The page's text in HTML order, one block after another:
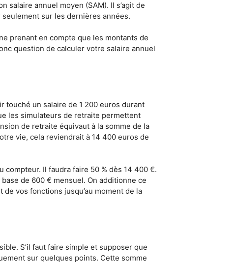
salaire annuel moyen (SAM). Il s’agit de
sur les dernières années.
prenant en compte que les montants de
question de calculer votre salaire annuel
touché un salaire de 1 200 euros durant
les simulateurs de retraite permettent
de retraite équivaut à la somme de la
vie, cela reviendrait à 14 400 euros de
Il faudra faire 50 % dès 14 400 €.
de 600 € mensuel. On additionne ce
vos fonctions jusqu’au moment de la
S’il faut faire simple et supposer que
sur quelques points. Cette somme